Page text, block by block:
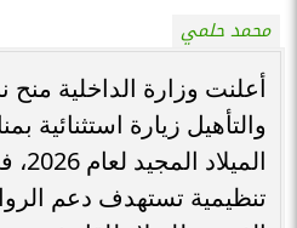
محمد حلمي
أعلنت وزارة الداخلية منح
والتأهيل زيارة استثنائية
تنظيمية تستهدف دعم